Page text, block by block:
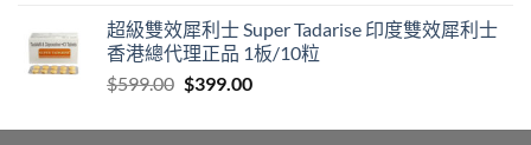
超級雙效犀利士 Super Tadarise 印度雙效犀利士
香港總代理正品 1板/10粒
$599.00 Original
was:
$399.00Current
is: